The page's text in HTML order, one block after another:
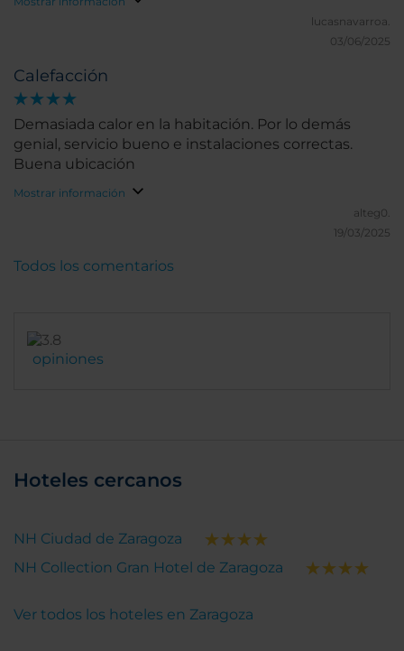
habitaciones dobles están muy bien. En los baños
habría que repasar la limpieza de los conductos de
política de no tener problemas con que traigas
comida del exterior.
lucasnavarroa.
03/06/2025
Calefacción
Demasiada calor en la habitación. Por lo demás
genial, servicio bueno e instalaciones correctas.
Buena ubicación
Mostrar información
alteg0.
19/03/2025
opiniones
Todos los comentarios
Hoteles cercanos
NH Ciudad de Zaragoza
NH Collection Gran Hotel de Zaragoza
Ver todos los hoteles en Zaragoza